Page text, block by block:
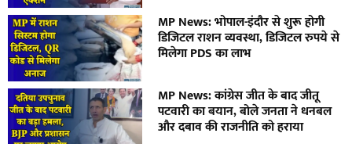
MP News: भोपाल-इंदौर से शुरू होगी
डिजिटल राशन व्यवस्था, डिजिटल रुपये से
मिलेगा PDS का लाभ
MP News: कांग्रेस जीत के बाद जीतू
पटवारी का बयान, बोले जनता ने धनबल
और दबाव की राजनीति को हराया